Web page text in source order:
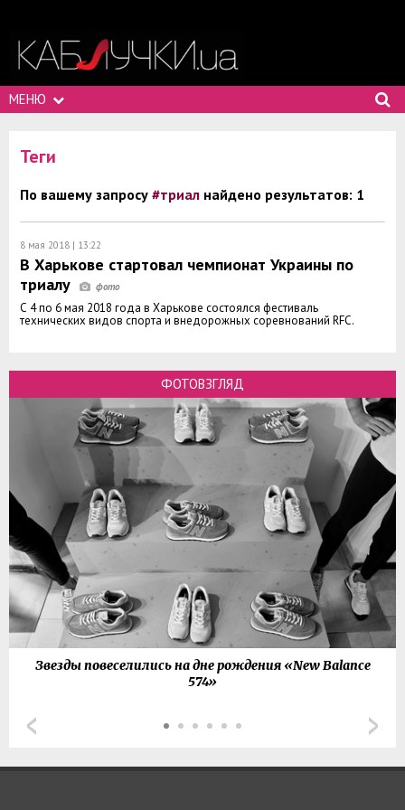
МЕНЮ
Теги
По вашему запросу #триал найдено результатов: 1
8 мая 2018 | 13:22
В Харькове стартовал чемпионат Украины по
триалу
С 4 по 6 мая 2018 года в Харькове состоялся фестиваль
технических видов спорта и внедорожных соревнований RFC.
ФОТОВЗГЛЯД
Звезды повеселились на дне рождения «New Balance
574»